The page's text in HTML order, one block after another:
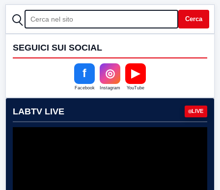
CERCA Cerca
SEGUICI SUI SOCIAL
f
Facebook
◎
Instagram
▶
YouTube
LABTV LIVE LIVE